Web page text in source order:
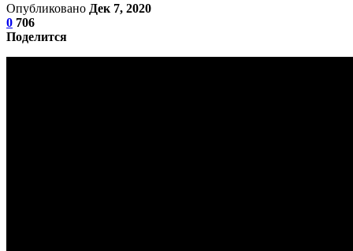
Опубликовано Дек 7, 2020
0 706
Поделится